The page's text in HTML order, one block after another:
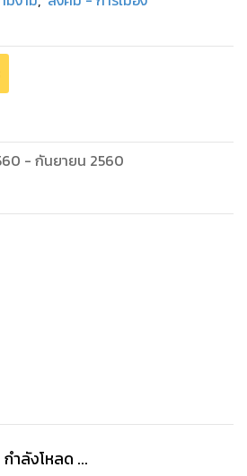
- กันยายน 2560
กำลังโหลด ...